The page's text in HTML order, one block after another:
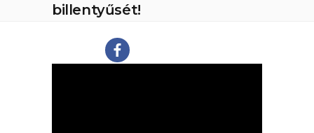
billentyűsét!